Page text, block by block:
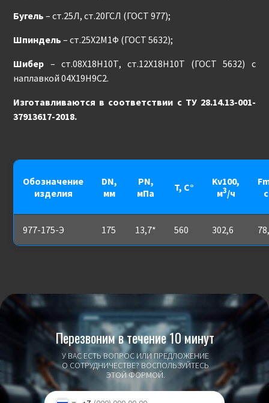
Бугель – ст.25Л, ст.20ГСЛ (ГОСТ 977);
Шпиндель – ст.25Х2М1Ф (ГОСТ 5632);
Шибер – ст.08Х18Н10Т, ст.12Х18Н10Т (ГОСТ 5632) с
наплавкой 04Х19Н9С2.
Изготавливаются в соответствии с ТУ 28.14.13-001-
37913617-2018.
Обозначение
изделия
DN,
мм
PN,
мПа
T, С°
Kv100,
м3/ч
977-175-Э 175 13,7* 560 302,6
У ВАС ЕСТЬ ВОПРОС ИЛИ ПРЕДЛОЖЕНИЕ
О СОТРУДНИЧЕСТВЕ? ВОСПОЛЬЗУЙТЕСЬ
ЭТОЙ ФОРМОЙ.
Перезвоним в течение 10 минут